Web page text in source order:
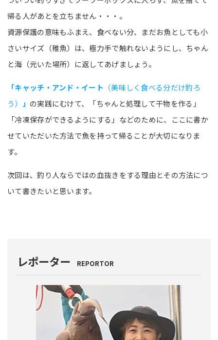
帰る人があとを立ちません・・・。
資源保護の意味もふまえ、食べない分、まだお魚としても小
さいサイズ（稚魚）は、極力手で触れないようにし、ちゃん
と海（元いた場所）に返してあげましょう。
「キャッチ・アンド・イート （美味しく食べる分だけ釣ろ
う）
」 の実践にむけて、「ちゃんと処理して干物を作る」
「冷凍保存ができるようにする」などのために、ここに書か
せていただいた方法で魚を持って帰ることが大切になりま
す。
次回は、釣り人ならではの血抜きをする理由とその方法につ
いて書きたいと思います。
レポーター REPORTOR